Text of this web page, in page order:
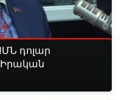
դոլար